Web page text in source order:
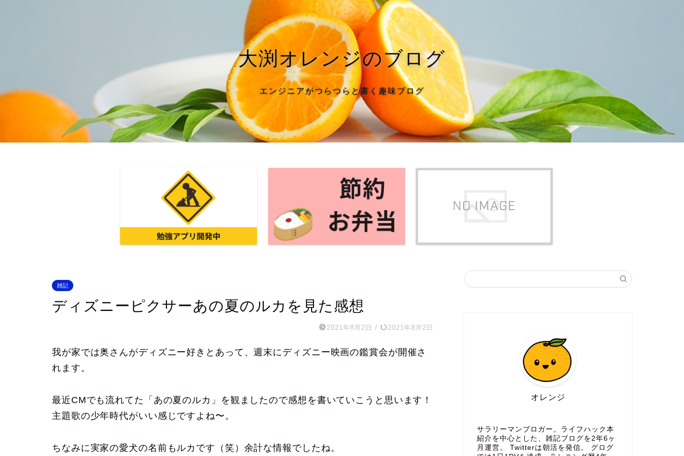
大渕オレンジのブログ
エンジニアがつらつらと書く趣味ブログ
雑記
ディズニーピクサーあの夏のルカを見た感想
2021年8月2日 / 2021年8月2日
我が家では奥さんがディズニー好きとあって、週末にディズニー映画の鑑賞会が開催さ
れます。
最近CMでも流れてた「あの夏のルカ」を観ましたので感想を書いていこうと思います！
主題歌の少年時代がいい感じですよね〜。
ちなみに実家の愛犬の名前もルカです（笑）余計な情報でしたね。
オレンジ
サラリーマンブロガー。ライフハック本
紹介を中心とした、雑記ブログを2年6ヶ
月運営。 Twitterは朝活を発信。 グログ